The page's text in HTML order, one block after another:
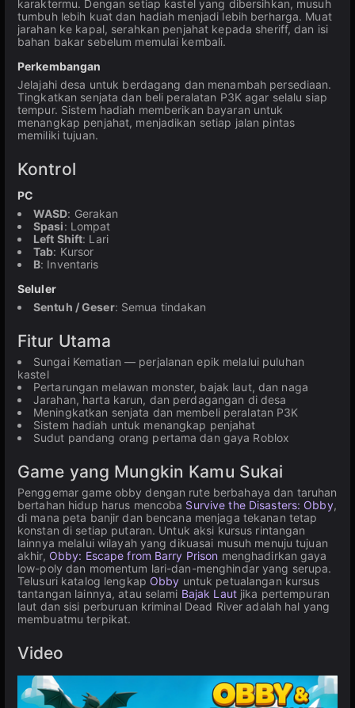
karaktermu. Dengan setiap kastel yang dibersihkan, musuh
tumbuh lebih kuat dan hadiah menjadi lebih berharga. Muat
jarahan ke kapal, serahkan penjahat kepada sheriff, dan isi
bahan bakar sebelum memulai kembali.
Perkembangan
Jelajahi desa untuk berdagang dan menambah persediaan.
Tingkatkan senjata dan beli peralatan P3K agar selalu siap
tempur. Sistem hadiah memberikan bayaran untuk
menangkap penjahat, menjadikan setiap jalan pintas
memiliki tujuan.
Kontrol
PC
WASD: Gerakan
Spasi: Lompat
Left Shift: Lari
Tab: Kursor
B: Inventaris
Seluler
Sentuh / Geser: Semua tindakan
Fitur Utama
Sungai Kematian — perjalanan epik melalui puluhan
kastel
Pertarungan melawan monster, bajak laut, dan naga
Jarahan, harta karun, dan perdagangan di desa
Meningkatkan senjata dan membeli peralatan P3K
Sistem hadiah untuk menangkap penjahat
Sudut pandang orang pertama dan gaya Roblox
Game yang Mungkin Kamu Sukai
Penggemar game obby dengan rute berbahaya dan taruhan
bertahan hidup harus mencoba Survive the Disasters: Obby,
di mana peta banjir dan bencana menjaga tekanan tetap
konstan di setiap putaran. Untuk aksi kursus rintangan
lainnya melalui wilayah yang dikuasai musuh menuju tujuan
akhir, Obby: Escape from Barry Prison menghadirkan gaya
low-poly dan momentum lari-dan-menghindar yang serupa.
Telusuri katalog lengkap Obby untuk petualangan kursus
tantangan lainnya, atau selami Bajak Lautjika pertempuran
laut dan sisi perburuan kriminal Dead River adalah hal yang
membuatmu terpikat.
Video